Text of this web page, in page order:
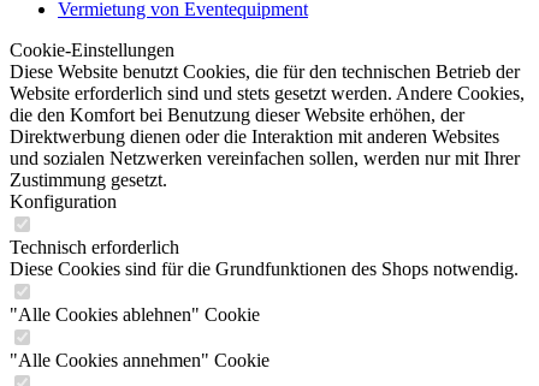
Vermietung von Eventequipment
Cookie-Einstellungen
Diese Website benutzt Cookies, die für den technischen Betrieb der
Website erforderlich sind und stets gesetzt werden. Andere Cookies,
die den Komfort bei Benutzung dieser Website erhöhen, der
Direktwerbung dienen oder die Interaktion mit anderen Websites
und sozialen Netzwerken vereinfachen sollen, werden nur mit Ihrer
Zustimmung gesetzt.
Konfiguration
Technisch erforderlich
Diese Cookies sind für die Grundfunktionen des Shops notwendig.
"Alle Cookies ablehnen" Cookie
"Alle Cookies annehmen" Cookie